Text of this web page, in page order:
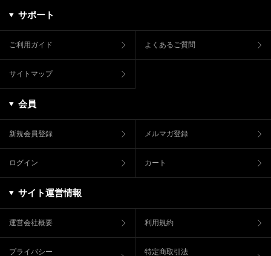
サポート
ご利用ガイド よくあるご質問
サイトマップ
会員
新規会員登録 メルマガ登録
ログイン カート
サイト運営情報
運営会社概要 利用規約
プライバシー 特定商取引法